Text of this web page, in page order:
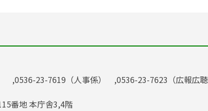
,0536-23-7619（人事係） ,0536-23-7623（広報広聴
番地 本庁舎3,4階